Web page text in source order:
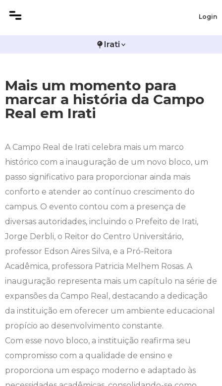
Login
Irati
Mais um momento para
marcar a história da Campo
Real em Irati
A Campo Real de Irati celebra mais um marco
histórico com a inauguração de um novo bloco, um
passo significativo para proporcionar ainda mais
conforto e atender ao contínuo crescimento do
campus. O evento contou com a presença de
diversas autoridades, incluindo o Prefeito de Irati,
Jorge Derbli, o Reitor do Centro Universitário,
professor Edson Aires Silva, e a Pró-Reitora
Acadêmica, professora Patricia Melhem Rosas. A
inauguração representa mais um capítulo na série de
expansões da Campo Real, destacando a dedicação
da instituição em oferecer um ambiente educacional
propício ao desenvolvimento constante.
Com esse novo bloco, a instituição reafirma seu
compromisso com a qualidade de ensino e
proporciona um espaço moderno e adaptado às
Infraestrutura
Editais
Direito
Enfermagem
Engenharia Civil
Farmácia
Medicina Veterinária
Psicologia
Farmácia – EAD
Fisioterapia – EAD
Atividades Complementares e Sociais
Biblioteca
Calendário Acadêmico
Calendário de Provas
Ensalamento
Horário de Aulas
Manual do Acadêmico
Manual de Formatura
Manual de Trabalhos Acadêmicos
Simpósio Acadêmico de Pesquisa,
COLAP
Comitê de Ética em Pesquisa
Diploma Digital
Educação em Direitos Humanos
Extensão
Infocampo
Intercampo
Logos Campo Real
NAAP
Oportunidade Real